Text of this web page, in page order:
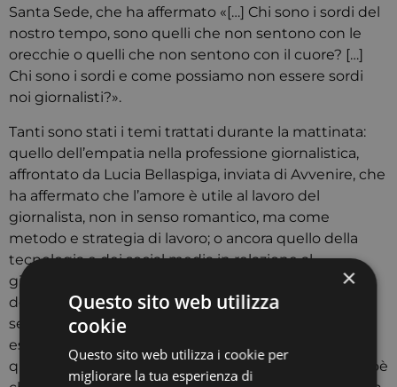
Santa Sede, che ha affermato «[…] Chi sono i sordi del
nostro tempo, sono quelli che non sentono con le
orecchie o quelli che non sentono con il cuore? […]
Chi sono i sordi e come possiamo non essere sordi
noi giornalisti?».
Tanti sono stati i temi trattati durante la mattinata:
quello dell’empatia nella professione giornalistica,
affrontato da Lucia Bellaspiga, inviata di Avvenire, che
ha affermato che l’amore è utile al lavoro del
giornalista, non in senso romantico, ma come
metodo e strategia di lavoro; o ancora quello della
tecnologia e dei social media in relazione al
giornalismo, esposto da Fabio Bolzetta, Presidente
dell’associazione Weca, il quale ha lanciato la
seguente provocazione: «[…] È possibile che, per
esempio, nelle notizie pubblicate, anche online,
questo modifichi anche il processo di selezione e cioè
×
Questo sito web utilizza
cookie
Questo sito web utilizza i cookie per
migliorare la tua esperienza di